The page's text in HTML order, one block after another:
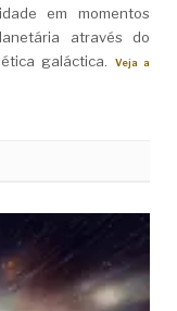
em momentos
através do
galáctica.
Veja a